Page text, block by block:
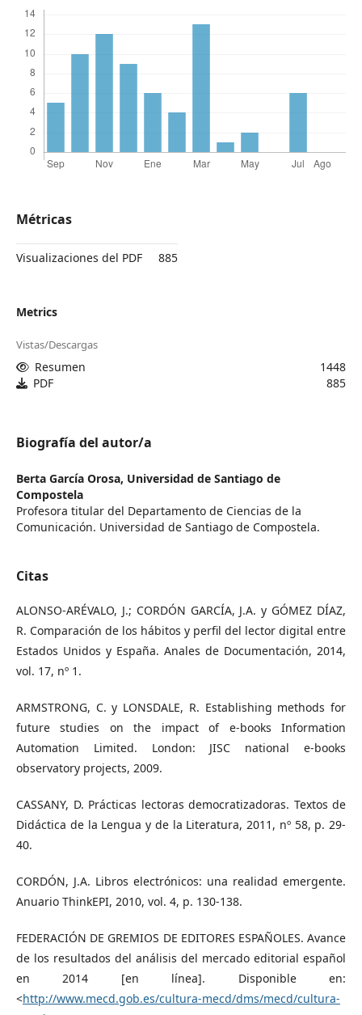
Métricas
Visualizaciones del PDF 885
Metrics
Vistas/Descargas
Resumen
1448
PDF
885
Biografía del autor/a
Berta García Orosa, Universidad de Santiago de
Compostela
Profesora titular del Departamento de Ciencias de la
Comunicación. Universidad de Santiago de Compostela.
Citas
ALONSO-ARÉVALO, J.; CORDÓN GARCÍA, J.A. y GÓMEZ DÍAZ,
R. Comparación de los hábitos y perfil del lector digital entre
Estados Unidos y España. Anales de Documentación, 2014,
vol. 17, nº 1.
ARMSTRONG, C. y LONSDALE, R. Establishing methods for
future studies on the impact of e-books Information
Automation Limited. London: JISC national e-books
observatory projects, 2009.
CASSANY, D. Prácticas lectoras democratizadoras. Textos de
Didáctica de la Lengua y de la Literatura, 2011, nº 58, p. 29-
40.
CORDÓN, J.A. Libros electrónicos: una realidad emergente.
Anuario ThinkEPI, 2010, vol. 4, p. 130-138.
FEDERACIÓN DE GREMIOS DE EDITORES ESPAÑOLES. Avance
de los resultados del análisis del mercado editorial español
en 2014 [en línea]. Disponible en:
<http://www.mecd.gob.es/cultura-mecd/dms/mecd/cultura-